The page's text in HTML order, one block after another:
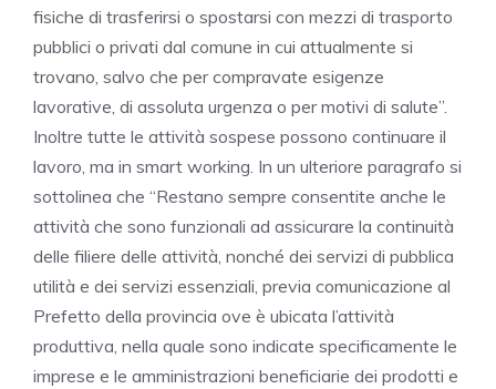
fisiche di trasferirsi o spostarsi con mezzi di trasporto
pubblici o privati dal comune in cui attualmente si
trovano, salvo che per compravate esigenze
lavorative, di assoluta urgenza o per motivi di salute”.
Inoltre tutte le attività sospese possono continuare il
lavoro, ma in smart working. In un ulteriore paragrafo si
sottolinea che “Restano sempre consentite anche le
attività che sono funzionali ad assicurare la continuità
delle filiere delle attività, nonché dei servizi di pubblica
utilità e dei servizi essenziali, previa comunicazione al
Prefetto della provincia ove è ubicata l’attività
produttiva, nella quale sono indicate specificamente le
imprese e le amministrazioni beneficiarie dei prodotti e